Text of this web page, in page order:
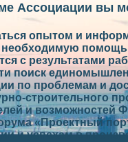
Ассоциации вы
опытом и
необходимую помощь
с результатами
поиск
по проблемам и
строительного
и возможностей
«Проектный
и успехам в